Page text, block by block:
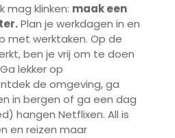
mag klinken: maak een
Plan je werkdagen in en
met werktaken. Op de
ben je vrij om te doen
lekker op
de omgeving, ga
in bergen of ga een dag
hangen Netflixen. All is
en reizen maar